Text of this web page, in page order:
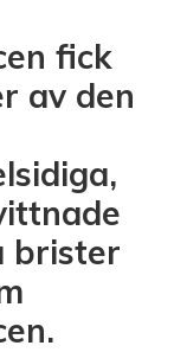
fick
av den
brister